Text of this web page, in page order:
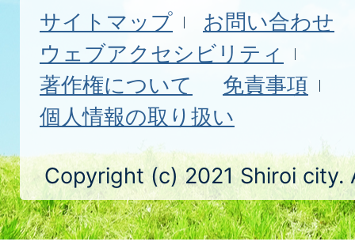
サイトマップ
お問い合わせ
ウェブアクセシビリティ
著作権について
免責事項
個人情報の取り扱い
Copyright (c) 2021 Shiroi city.